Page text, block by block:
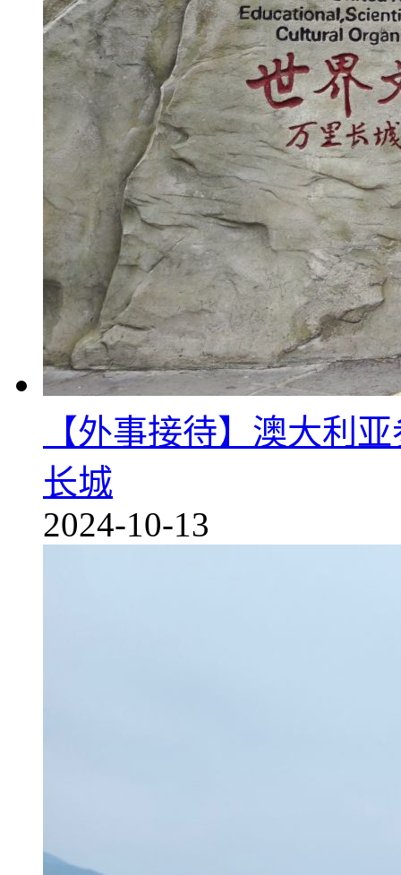
【外事接待】澳大利
长城
2024-10-13